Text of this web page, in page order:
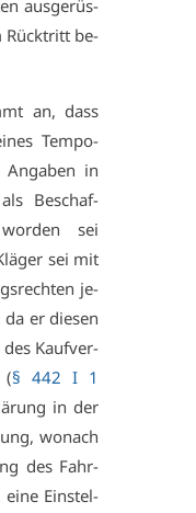
aus­ge­rüs­
Rück­tritt be­
an, dass
Tem­po­
in
Be­schaf­
sei
sei mit
je­
er die­sen
des Kauf­ver­
(§ 442 I 1
in der
wo­nach
des Fahr­
ei­ne Ein­stel­